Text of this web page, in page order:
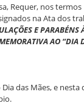
Requer, nos termos
na Ata dos
E PARABÉNS
AO “DIA
das Mães, e nesta